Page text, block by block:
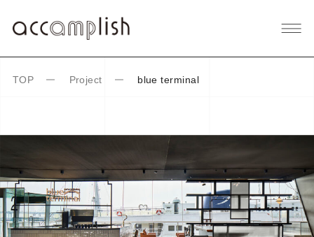
TOP Project blue terminal